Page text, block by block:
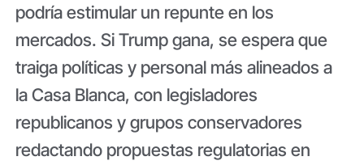
podría estimular un repunte en los
mercados. Si Trump gana, se espera que
traiga políticas y personal más alineados a
la Casa Blanca, con legisladores
republicanos y grupos conservadores
redactando propuestas regulatorias en